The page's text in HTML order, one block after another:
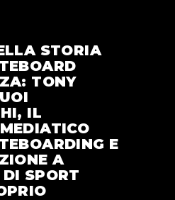
STORIA
TONY
IL
E
A
SPORT